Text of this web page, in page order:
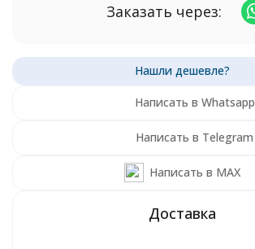
Заказать через:
Написать в Whatsapp
Написать в Telegram
Написать в MAX